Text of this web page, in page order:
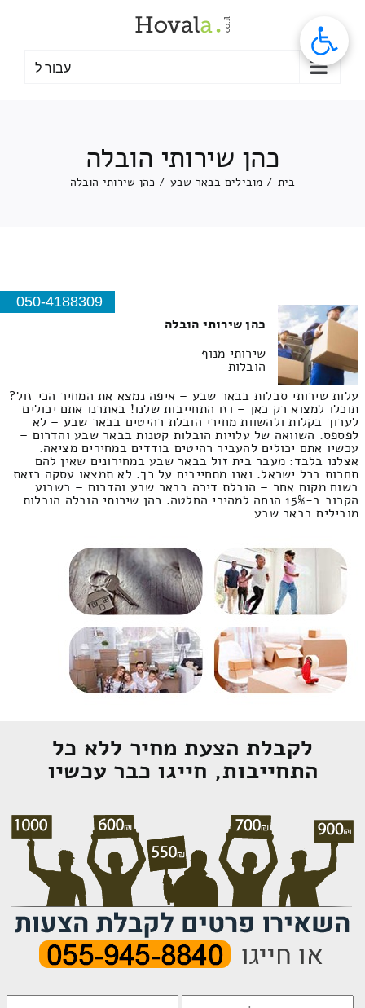
עבור ל
כהן שירותי הובלה
בית / מובילים בבאר שבע / כהן שירותי הובלה
050-4188309
כהן שירותי הובלה
שירותי מנוף
הובלות
עלות שירותי סבלות בבאר שבע – איפה נמצא את המחיר הכי זול?
תוכלו למצוא רק כאן – וזו התחייבות שלנו! באתרנו אתם יכולים
לערוך בקלות ולהשוות מחירי הובלת רהיטים בבאר שבע – לא
לפספס. השוואה של עלויות הובלות קטנות בבאר שבע והדרום –
עכשיו אתם יכולים להעביר רהיטים בודדים במחירים מציאה.
אצלנו בלבד: מעבר בית זול בבאר שבע במחירונים שאין להם
תחרות בכל ישראל. ואנו מתחייבים על כך. לא תמצאו עסקה כזאת
בשום מקום אחר – הובלת דירה בבאר שבע והדרום – בשבוע
הקרוב ב-15% הנחה למהירי החלטה. כהן שירותי הובלה הובלות
מובילים בבאר שבע
לקבלת הצעת מחיר ללא כל
התחייבות, חייגו כבר עכשיו